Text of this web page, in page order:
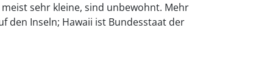
sehr kleine, sind unbewohnt. Mehr
den Inseln; Hawaii ist Bundesstaat der